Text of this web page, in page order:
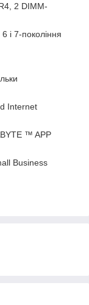
2 DIMM-
і 7-покоління
Internet
™ APP
Business